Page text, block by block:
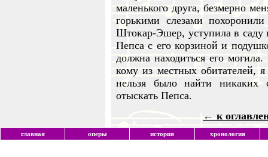
маленького друга, безмерно
горькими слезами
Штокар-Эшер, уступила в саду
Пепса с его корзиной и
должна находиться его
кому из местных обитателей,
нельзя было найти
отыскать Пепса.
← к
главная оперы история хронология